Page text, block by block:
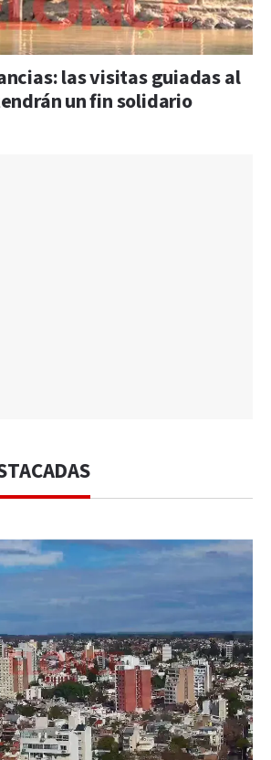
las visitas guiadas al
un fin solidario